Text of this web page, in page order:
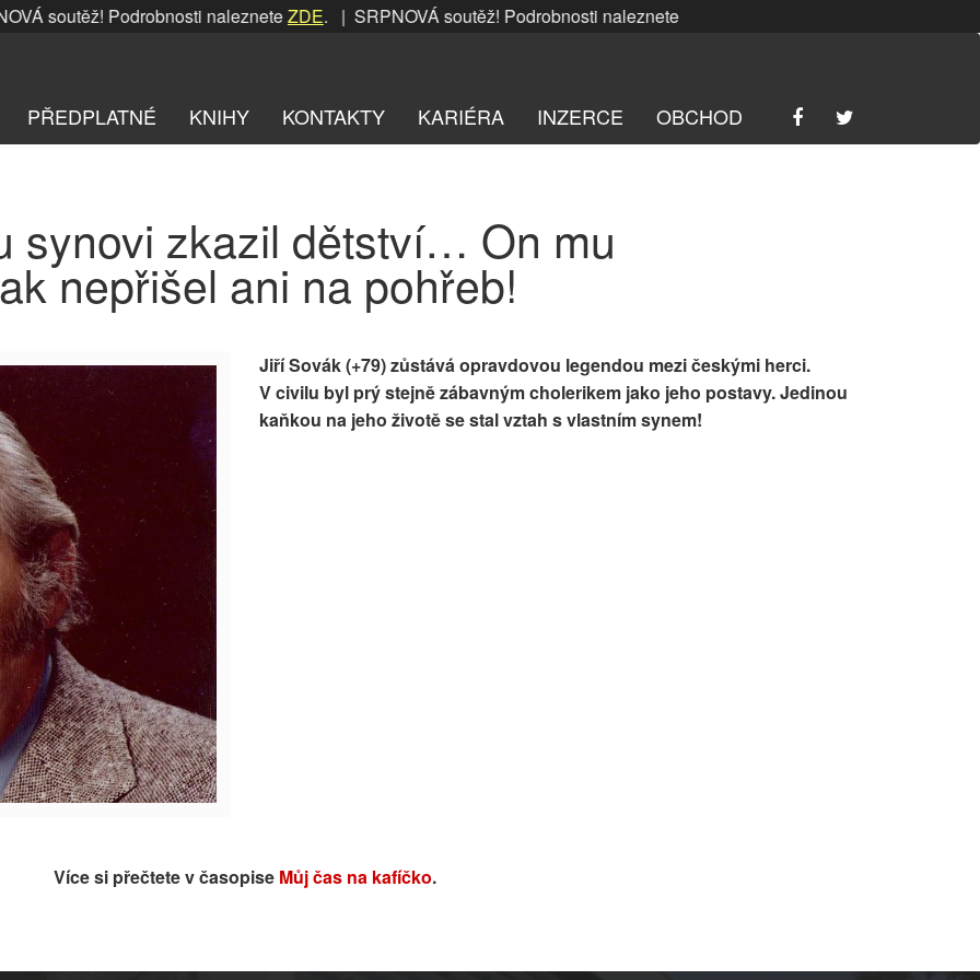
soutěž! Podrobnosti nalezneteZDE. | SRPNOVÁ soutěž! Podrobnosti nalezneteZDE
PŘEDPLATNÉ KNIHY KONTAKTY KARIÉRA INZERCE OBCHOD
synovi zkazil dětství… On mu
nepřišel ani na pohřeb!
Jiří Sovák (+79)zůstává opravdovou legendou mezi českými herci.
V civilu byl prý stejně zábavným cholerikem jako jeho postavy. Jedinou
kaňkou na jeho životě se stal vztah s vlastním synem!
Více si přečtete v časopise Můj čas na kafíčko.